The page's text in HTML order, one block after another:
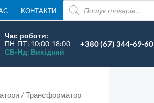
КОНТАКТИ
ПОШУК
ТОВАРІВ
Час роботи:
ПН-ПТ: 10:00-18:00
СБ-Нд: Вихідний
+380 (67) 344-69-60
/ Трансформатор